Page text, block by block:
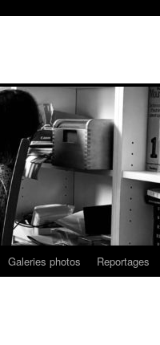
Galeries photos Reportages